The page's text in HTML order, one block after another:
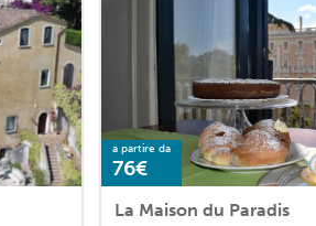
a partire da
76€
La Maison du Paradis